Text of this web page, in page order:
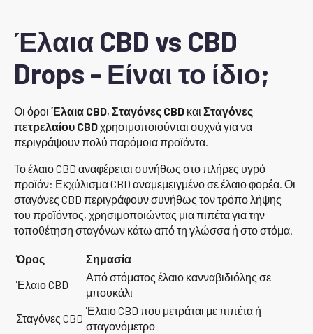
Έλαια CBD vs CBD
Drops - Είναι το ίδιο;
Οι όροι Έλαια CBD, Σταγόνες CBD και Σταγόνες
πετρελαίου CBDχρησιμοποιούνται συχνά για να
περιγράψουν πολύ παρόμοια προϊόντα.
Το έλαιο CBD αναφέρεται συνήθως στο πλήρες υγρό
προϊόν: Εκχύλισμα CBD αναμεμειγμένο σε έλαιο φορέα. Οι
σταγόνες CBD περιγράφουν συνήθως τον τρόπο λήψης
του προϊόντος, χρησιμοποιώντας μια πιπέτα για την
τοποθέτηση σταγόνων κάτω από τη γλώσσα ή στο στόμα.
Όρος
Σημασία
Έλαιο CBD
Από στόματος έλαιο κανναβιδιόλης σε
μπουκάλι
Σταγόνες CBD
Έλαιο CBD που μετράται με πιπέτα ή
σταγονόμετρο